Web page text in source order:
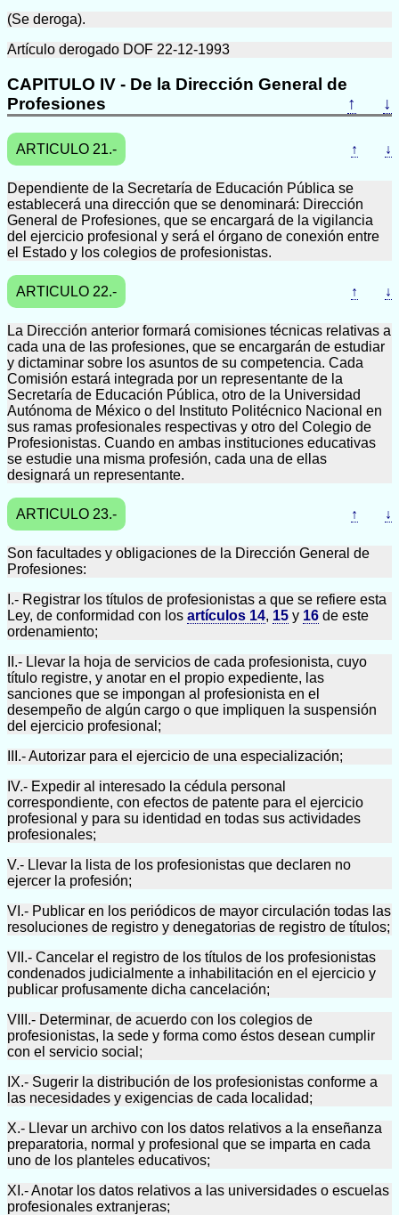
(Se deroga).
Artículo derogado DOF 22-12-1993
CAPITULO IV - De la Dirección General de
Profesiones
↑ ↓
ARTICULO 21.- ↑ ↓
Dependiente de la Secretaría de Educación Pública se
establecerá una dirección que se denominará: Dirección
General de Profesiones, que se encargará de la vigilancia
del ejercicio profesional y será el órgano de conexión entre
el Estado y los colegios de profesionistas.
ARTICULO 22.- ↑ ↓
La Dirección anterior formará comisiones técnicas relativas a
cada una de las profesiones, que se encargarán de estudiar
y dictaminar sobre los asuntos de su competencia. Cada
Comisión estará integrada por un representante de la
Secretaría de Educación Pública, otro de la Universidad
Autónoma de México o del Instituto Politécnico Nacional en
sus ramas profesionales respectivas y otro del Colegio de
Profesionistas. Cuando en ambas instituciones educativas
se estudie una misma profesión, cada una de ellas
designará un representante.
ARTICULO 23.- ↑ ↓
Son facultades y obligaciones de la Dirección General de
Profesiones:
I.- Registrar los títulos de profesionistas a que se refiere esta
Ley, de conformidad con los artículos 14, 15 y 16 de este
ordenamiento;
II.- Llevar la hoja de servicios de cada profesionista, cuyo
título registre, y anotar en el propio expediente, las
sanciones que se impongan al profesionista en el
desempeño de algún cargo o que impliquen la suspensión
del ejercicio profesional;
III.- Autorizar para el ejercicio de una especialización;
IV.- Expedir al interesado la cédula personal
correspondiente, con efectos de patente para el ejercicio
profesional y para su identidad en todas sus actividades
profesionales;
V.- Llevar la lista de los profesionistas que declaren no
ejercer la profesión;
VI.- Publicar en los periódicos de mayor circulación todas las
resoluciones de registro y denegatorias de registro de títulos;
VII.- Cancelar el registro de los títulos de los profesionistas
condenados judicialmente a inhabilitación en el ejercicio y
publicar profusamente dicha cancelación;
VIII.- Determinar, de acuerdo con los colegios de
profesionistas, la sede y forma como éstos desean cumplir
con el servicio social;
IX.- Sugerir la distribución de los profesionistas conforme a
las necesidades y exigencias de cada localidad;
X.- Llevar un archivo con los datos relativos a la enseñanza
preparatoria, normal y profesional que se imparta en cada
uno de los planteles educativos;
XI.- Anotar los datos relativos a las universidades o escuelas
profesionales extranjeras;